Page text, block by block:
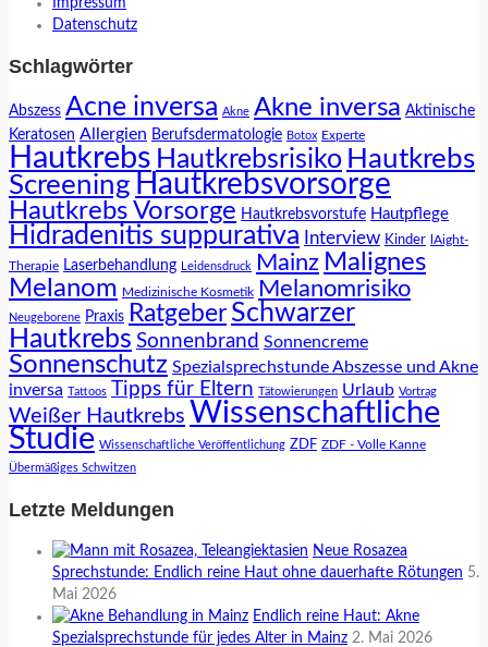
Datenschutz
Schlagwörter
Abszess Acne inversa Akne Akne inversa Aktinische
Keratosen Allergien Berufsdermatologie Botox Experte
Hautkrebs Hautkrebsrisiko Hautkrebs
Screening Hautkrebsvorsorge
Hautkrebs Vorsorge Hautkrebsvorstufe Hautpflege
Hidradenitis suppurativa Interview Kinder lAight-
Therapie Laserbehandlung Leidensdruck Mainz Malignes
Melanom Medizinische Kosmetik Melanomrisiko
Neugeborene Praxis Ratgeber Schwarzer
Hautkrebs Sonnenbrand Sonnencreme
Sonnenschutz Spezialsprechstunde Abszesse und Akne
inversa Tattoos Tipps für Eltern Tätowierungen Urlaub Vortrag
Weißer Hautkrebs Wissenschaftliche
Studie Wissenschaftliche Veröffentlichung ZDF ZDF - Volle Kanne
Übermäßiges Schwitzen
Letzte Meldungen
Neue Rosazea
Sprechstunde: Endlich reine Haut ohne dauerhafte Rötungen 5.
Mai 2026
Endlich reine Haut: Akne
Spezialsprechstunde für jedes Alter in Mainz 2. Mai 2026